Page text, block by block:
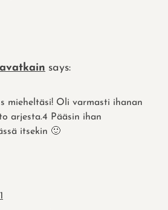
says:
mieheltäsi! Oli varmasti ihanan
arjesta.4 Pääsin ihan
itsekin 🙂